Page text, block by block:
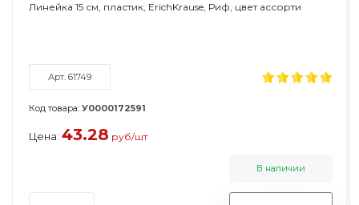
Линейка 15 см, пластик, ErichKrause, Риф, цвет ассорти
Арт. 61749
Код товара: У0000172591
Цена: 43.28 руб/шт
В наличии